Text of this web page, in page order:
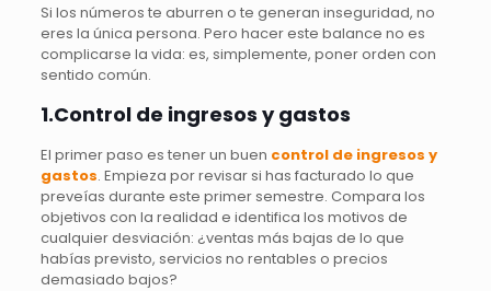
Si los números te aburren o te generan inseguridad, no
eres la única persona. Pero hacer este balance no es
complicarse la vida: es, simplemente, poner orden con
sentido común.
1.Control de ingresos y gastos
El primer paso es tener un buen control de ingresos y
gastos. Empieza por revisar si has facturado lo que
preveías durante este primer semestre. Compara los
objetivos con la realidad e identifica los motivos de
cualquier desviación: ¿ventas más bajas de lo que
habías previsto, servicios no rentables o precios
demasiado bajos?